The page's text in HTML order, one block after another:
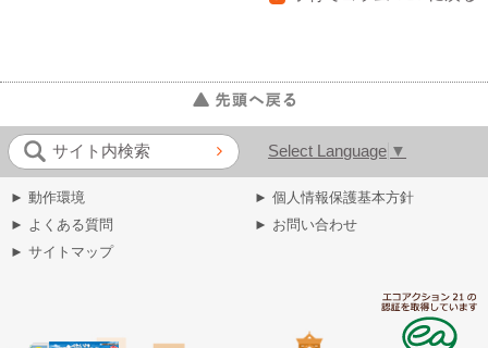
サイト内検索 Select Language ▼
► 動作環境
► 個人情報保護基本方針
► よくある質問
► お問い合わせ
► サイトマップ